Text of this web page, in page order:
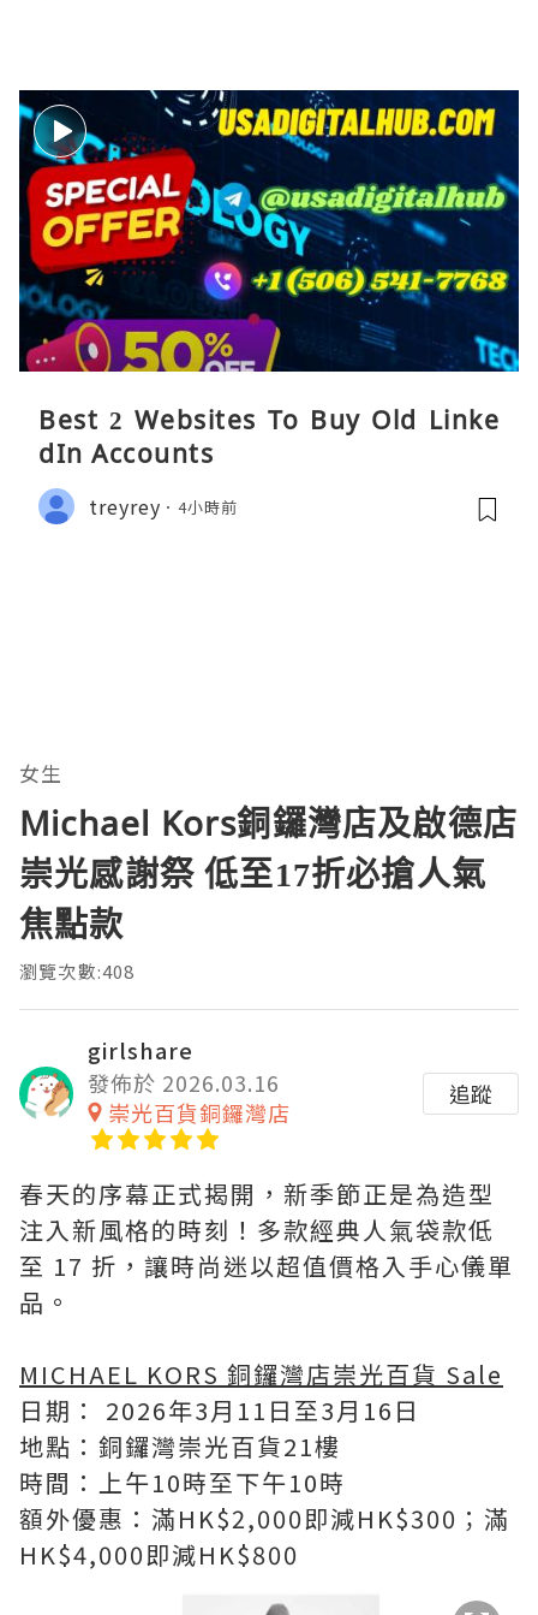
Best 2 Websites To Buy Old Linke
dIn Accounts
treyrey 4小時前
女生
Michael Kors銅鑼灣店及啟德店
崇光感謝祭 低至17折必搶人氣
焦點款
瀏覽次數:408
girlshare
發佈於 2026.03.16
崇光百貨銅鑼灣店
追蹤
春天的序幕正式揭開，新季節正是為造型
注入新風格的時刻！多款經典人氣袋款低
至 17 折，讓時尚迷以超值價格入手心儀單
品。
MICHAEL KORS 銅鑼灣店崇光百貨 Sale
日期： 2026年3月11日至3月16日
地點：銅鑼灣崇光百貨21樓
時間：上午10時至下午10時
額外優惠：滿HK$2,000即減HK$300；滿
HK$4,000即減HK$800